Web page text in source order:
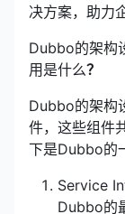
决方案，助力
Dubbo的架构
用是什么？
Dubbo的架构
件，这些组件
下是Dubbo的
Service
Dubbo的